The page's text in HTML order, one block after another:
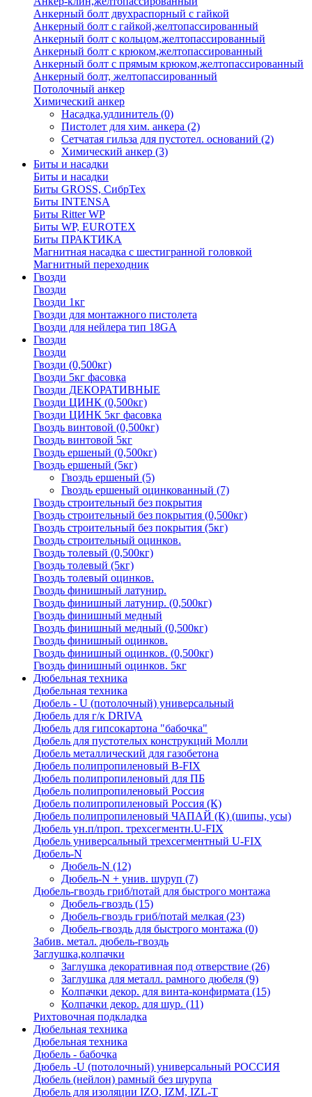
Анкерный болт двухраспорный с гайкой
Анкерный болт с гайкой,желтопассированный
Анкерный болт с кольцом,желтопассированный
Анкерный болт с крюком,желтопассированный
Анкерный болт с прямым крюком,желтопассированный
Анкерный болт, желтопассированный
Потолочный анкер
Химический анкер
Насадка,удлинитель (0)
Пистолет для хим. анкера (2)
Сетчатая гильза для пустотел. оснований (2)
Химический анкер (3)
Биты и насадки
Биты и насадки
Биты GROSS, СибрТех
Биты INTENSA
Биты Ritter WP
Биты WP, EUROTEX
Биты ПРАКТИКА
Магнитная насадка с шестигранной головкой
Магнитный переходник
Гвозди
Гвозди
Гвозди 1кг
Гвозди для монтажного пистолета
Гвозди для нейлера тип 18GA
Гвозди
Гвозди
Гвозди (0,500кг)
Гвозди 5кг фасовка
Гвозди ДЕКОРАТИВНЫЕ
Гвозди ЦИНК (0,500кг)
Гвозди ЦИНК 5кг фасовка
Гвоздь винтовой (0,500кг)
Гвоздь винтовой 5кг
Гвоздь ершеный (0,500кг)
Гвоздь ершеный (5кг)
Гвоздь ершеный (5)
Гвоздь ершеный оцинкованный (7)
Гвоздь строительный без покрытия
Гвоздь строительный без покрытия (0,500кг)
Гвоздь строительный без покрытия (5кг)
Гвоздь строительный оцинков.
Гвоздь толевый (0,500кг)
Гвоздь толевый (5кг)
Гвоздь толевый оцинков.
Гвоздь финишный латунир.
Гвоздь финишный латунир. (0,500кг)
Гвоздь финишный медный
Гвоздь финишный медный (0,500кг)
Гвоздь финишный оцинков.
Гвоздь финишный оцинков. (0,500кг)
Гвоздь финишный оцинков. 5кг
Дюбельная техника
Дюбельная техника
Дюбель - U (потолочный) универсальный
Дюбель для г/к DRIVA
Дюбель для гипсокартона "бабочка"
Дюбель для пустотелых конструкций Молли
Дюбель металлический для газобетона
Дюбель полипропиленовый В-FIX
Дюбель полипропиленовый для ПБ
Дюбель полипропиленовый Россия
Дюбель полипропиленовый Россия (К)
Дюбель полипропиленовый ЧАПАЙ (К) (шипы, усы)
Дюбель ун.п/проп. трехсегментн.U-FIX
Дюбель универсальный трехсегментный U-FIX
Дюбель-N
Дюбель-N (12)
Дюбель-N + унив. шуруп (7)
Дюбель-гвоздь гриб/потай для быстрого монтажа
Дюбель-гвоздь (15)
Дюбель-гвоздь гриб/потай мелкая (23)
Дюбель-гвоздь для быстрого монтажа (0)
Забив. метал. дюбель-гвоздь
Заглушка,колпачки
Заглушка декоративная под отверствие (26)
Заглушка для металл. рамного дюбеля (9)
Колпачки декор. для винта-конфирмата (15)
Колпачки декор. для шур. (11)
Рихтовочная подкладка
Дюбельная техника
Дюбельная техника
Дюбель - бабочка
Дюбель -U (потолочный) универсальный РОССИЯ
Дюбель (нейлон) рамный без шурупа
Дюбель для изоляции IZO, IZM, IZL-T